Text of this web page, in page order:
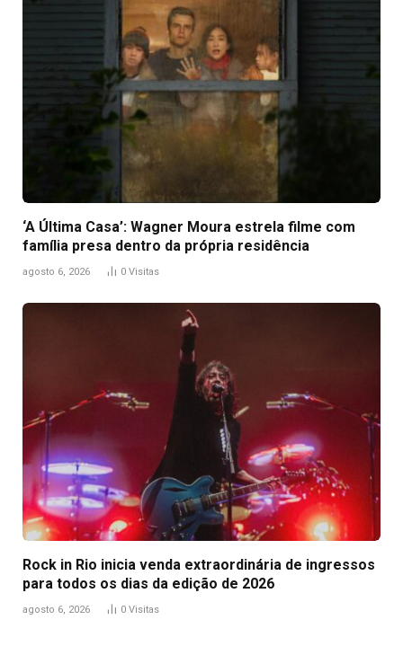
‘A Última Casa’: Wagner Moura estrela filme com
família presa dentro da própria residência
agosto 6, 2026 0 Visitas
Rock in Rio inicia venda extraordinária de ingressos
para todos os dias da edição de 2026
agosto 6, 2026 0 Visitas